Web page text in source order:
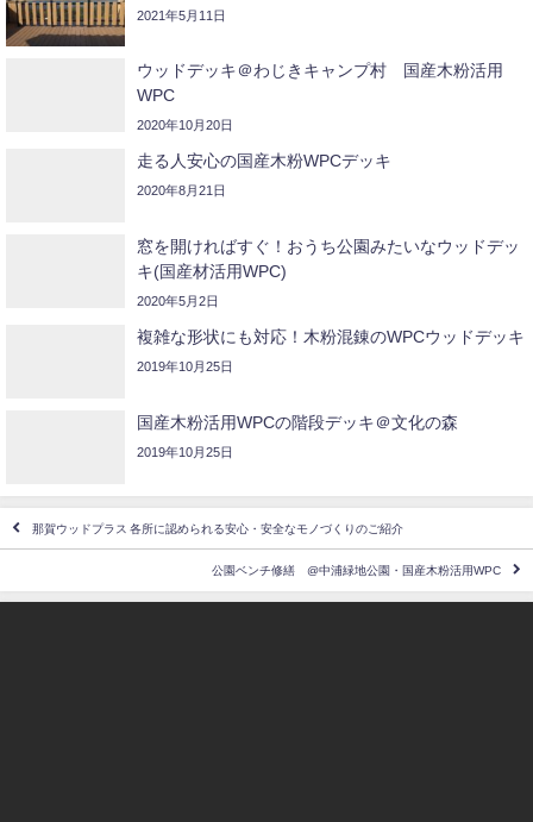
2021年5月11日
ウッドデッキ＠わじきキャンプ村 国産木粉活用
WPC
2020年10月20日
走る人安心の国産木粉WPCデッキ
2020年8月21日
窓を開ければすぐ！おうち公園みたいなウッドデッ
キ(国産材活用WPC)
2020年5月2日
複雑な形状にも対応！木粉混錬のWPCウッドデッキ
2019年10月25日
国産木粉活用WPCの階段デッキ＠文化の森
2019年10月25日
那賀ウッドプラス 各所に認められる安心・安全なモノづくりのご紹介
公園ベンチ修繕 @中浦緑地公園・国産木粉活用WPC